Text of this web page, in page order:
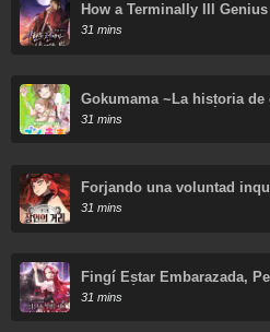
How a Terminally Ill
31 mins
Gokumama ~La historia
yakuza, me convertí en
31 mins
Forjando una voluntad
31 mins
Fingí Estar Embarazada,
Regresó
31 mins